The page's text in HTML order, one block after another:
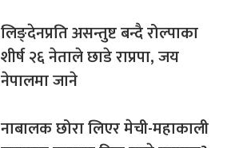
लिङ्देनप्रति असन्तुष्ट बन्दै रोल्पाका
शीर्ष २६ नेताले छाडे राप्रपा, जय
नेपालमा जाने
नाबालक छोरा‍ लिएर मेची-महाकाली